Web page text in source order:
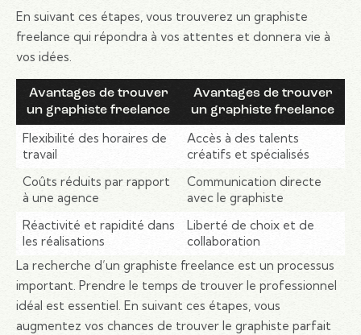
En suivant ces étapes, vous trouverez un graphiste
freelance qui répondra à vos attentes et donnera vie à
vos idées.
Avantages de trouver
un graphiste freelance
Avantages de trouver
un graphiste freelance
Flexibilité des horaires de
travail
Accès à des talents
créatifs et spécialisés
Coûts réduits par rapport
à une agence
Communication directe
avec le graphiste
Réactivité et rapidité dans
les réalisations
Liberté de choix et de
collaboration
La recherche d’un graphiste freelance est un processus
important. Prendre le temps de trouver le professionnel
idéal est essentiel. En suivant ces étapes, vous
augmentez vos chances de trouver le graphiste parfait